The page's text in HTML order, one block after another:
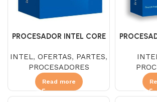
PROCESADOR INTEL CORE
INTEL, OFERTAS, PARTES,
PROCESADORES
Read more